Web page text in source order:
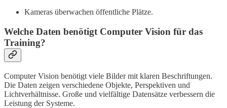
Kameras überwachen öffentliche Plätze.
Welche Daten benötigt Computer Vision für das
Training?
Computer Vision benötigt viele Bilder mit klaren Beschriftungen.
Die Daten zeigen verschiedene Objekte, Perspektiven und
Lichtverhältnisse. Große und vielfältige Datensätze verbessern die
Leistung der Systeme.